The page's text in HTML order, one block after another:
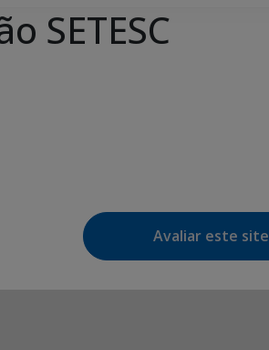
SETESC
Avaliar este site